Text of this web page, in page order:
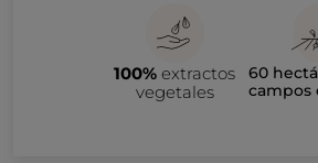
100% extractos
vegetales
60
campos